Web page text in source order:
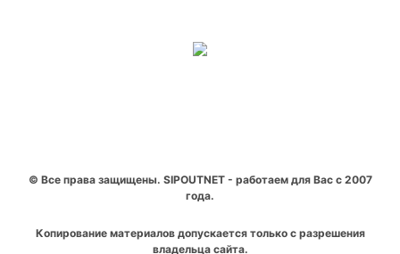
© Все права защищены. SIPOUTNET - работаем для Вас с 2007
года.
Копирование материалов допускается только с разрешения
владельца сайта.